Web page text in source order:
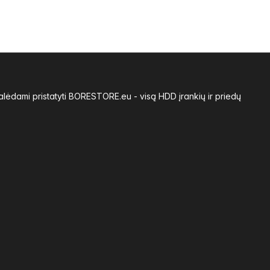
pristatyti BORESTORE.eu - visą HDD įrankių ir priedų